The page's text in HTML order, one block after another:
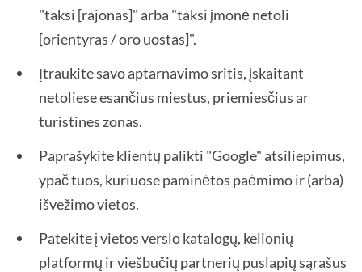
"taksi [rajonas]" arba "taksi įmonė netoli
[orientyras / oro uostas]".
Įtraukite savo aptarnavimo sritis, įskaitant
netoliese esančius miestus, priemiesčius ar
turistines zonas.
Paprašykite klientų palikti "Google" atsiliepimus,
ypač tuos, kuriuose paminėtos paėmimo ir (arba)
išvežimo vietos.
Patekite į vietos verslo katalogų, kelionių
platformų ir viešbučių partnerių puslapių sąrašus